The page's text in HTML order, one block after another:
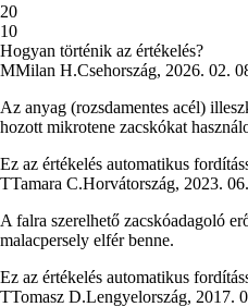
20
10
Hogyan történik az értékelés?
MMilan H.Csehország, 2026. 02.
Az anyag (rozsdamentes acél)
hozott mikrotene zacskókat
Ez az értékelés automatikus
TTamara C.Horvátország, 2023.
A falra szerelhető zacskóadagoló
malacpersely elfér benne.
Ez az értékelés automatikus
TTomasz D.Lengyelország, 2017.